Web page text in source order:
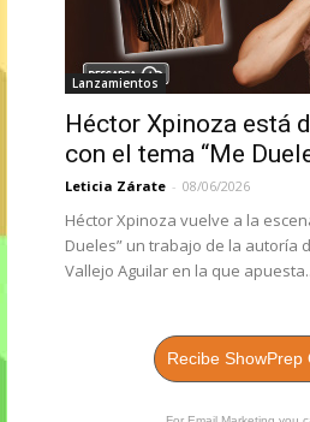
Lanzamientos
Héctor Xpinoza está
con el tema “Me
Leticia Zárate - 08/06/2026
Héctor Xpinoza vuelve a la
Dueles” un trabajo de la autoría
Vallejo Aguilar en la que
Recibe ShowPrep